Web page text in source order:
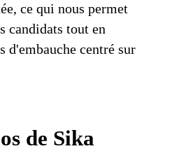
ce qui nous permet
candidats tout en
d'embauche centré sur
de Sika